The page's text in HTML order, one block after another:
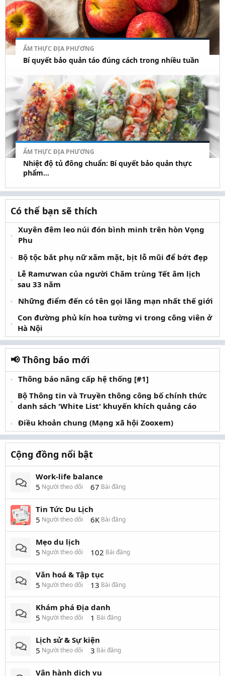
ẨM THỰC ĐỊA PHƯƠNG
Bí quyết bảo quản táo đúng cách trong nhiều tuần
ẨM THỰC ĐỊA PHƯƠNG
Nhiệt độ tủ đông chuẩn: Bí quyết bảo quản thực
phẩm...
Có thể bạn sẽ thích
Xuyên đêm leo núi đón bình minh trên hòn Vọng
Phu
Bộ tộc bắt phụ nữ xăm mặt, bịt lỗ mũi để bớt đẹp
Lễ Ramưwan của người Chăm trùng Tết âm lịch
sau 33 năm
Những điểm đến có tên gọi lãng mạn nhất thế giới
Con đường phủ kín hoa tường vi trong công viên ở
Hà Nội
📢 Thông báo mới
Thông báo nâng cấp hệ thống [#1]
Bộ Thông tin và Truyền thông công bố chính thức
danh sách 'White List' khuyến khích quảng cáo
Điều khoản chung (Mạng xã hội Zooxem)
Cộng đồng nổi bật
Work-life balance
5 Người theo dõi 67 Bài đăng
Tin Tức Du Lịch
5 Người theo dõi 6K Bài đăng
Mẹo du lịch
5 Người theo dõi 102 Bài đăng
Văn hoá & Tập tục
5 Người theo dõi 13 Bài đăng
Khám phá Địa danh
5 Người theo dõi 1 Bài đăng
Lịch sử & Sự kiện
5 Người theo dõi 3 Bài đăng
Vận hành dịch vụ